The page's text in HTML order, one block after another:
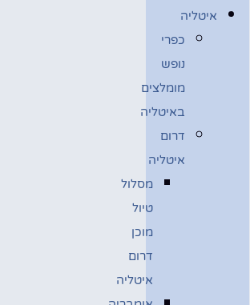
איטליה
כפרי
נופש
מומלצים
באיטליה
דרום
איטליה
מסלול
טיול
מוכן
דרום
איטליה